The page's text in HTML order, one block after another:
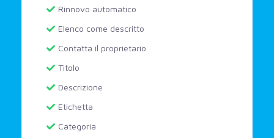
Rinnovo automatico
Elenco come descritto
Contatta il proprietario
Titolo
Descrizione
Etichetta
Categoria